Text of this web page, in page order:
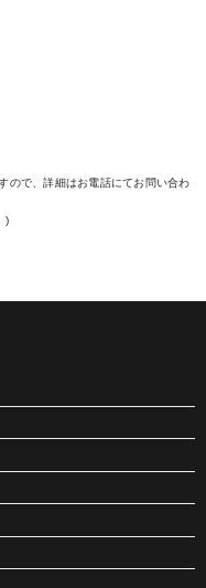
ので、詳細はお電話にてお問い合わ
)